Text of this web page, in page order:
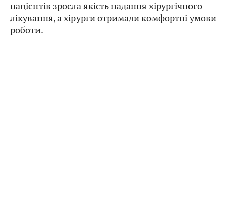
пацієнтів зросла якість надання хірургічного
лікування, а хірурги отримали комфортні умови
роботи.